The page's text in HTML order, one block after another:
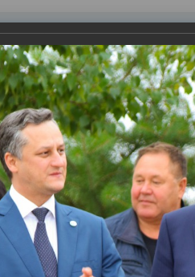
Документы Муниципальные
строителей Югры